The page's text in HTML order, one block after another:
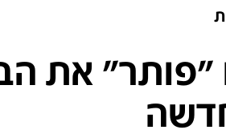
"פותר" את